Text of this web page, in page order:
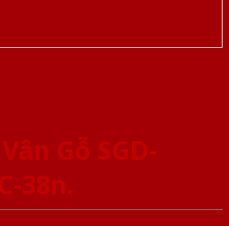
Gỗ SGD-
38n.